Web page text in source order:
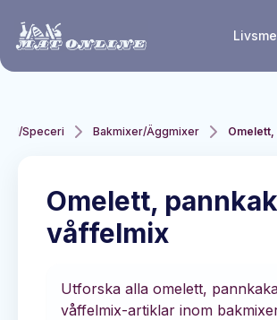
Speceri Bakmixer/Äggmixer Omelett,
Omelett,
våffelmix
Utforska alla omelett,
våffelmix-artiklar inom